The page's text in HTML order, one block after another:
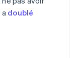
a doublé